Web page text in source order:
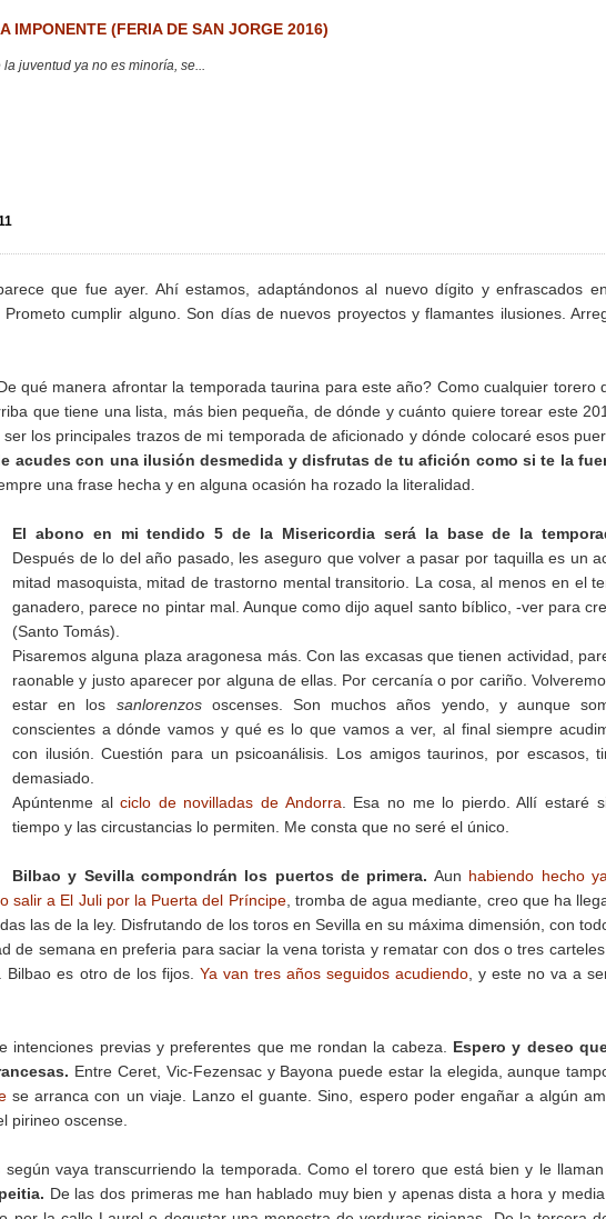
IMPONENTE (FERIA DE SAN JORGE 2016)
juventud ya no es minoría, se...
que fue ayer. Ahí estamos, adaptándonos al nuevo dígito y enfrascados
cumplir alguno. Son días de nuevos proyectos y flamantes ilusiones.
qué manera afrontar la temporada taurina para este año? Como cualquier torero
que tiene una lista, más bien pequeña, de dónde y cuánto quiere torear este
los principales trazos de mi temporada de aficionado y dónde colocaré esos
acudes con una ilusión desmedida y disfrutas de tu afición como si te la
una frase hecha y en alguna ocasión ha rozado la literalidad.
El abono en mi tendido 5 de la Misericordia será la base de la
Después de lo del año pasado, les aseguro que volver a pasar por taquilla es un
mitad masoquista, mitad de trastorno mental transitorio. La cosa, al menos en el
ganadero, parece no pintar mal. Aunque como dijo aquel santo bíblico, -ver para
(Santo Tomás).
Pisaremos alguna plaza aragonesa más. Con las excasas que tienen actividad,
raonable y justo aparecer por alguna de ellas. Por cercanía o por cariño.
estar en los sanlorenzososcenses. Son muchos años yendo, y aunque
conscientes a dónde vamos y qué es lo que vamos a ver, al final siempre
con ilusión. Cuestión para un psicoanálisis. Los amigos taurinos, por escasos,
demasiado.
Apúntenme alciclo de novilladas de Andorra . Esa no me lo pierdo. Allí estaré
tiempo y las circustancias lo permiten. Me consta que no seré el único.
Bilbao y Sevilla compondrán los puertos de primera. Aun habiendo hecho
salir a El Juli por la Puerta del Príncipe, tromba de agua mediante, creo que ha
las de la ley. Disfrutando de los toros en Sevilla en su máxima dimensión, con
de semana en preferia para saciar la vena torista y rematar con dos o tres
es otro de los fijos. Ya van tres años seguidos acudiendo, y este no va a
previas y preferentes que me rondan la cabeza. Espero y deseo
Entre Ceret, Vic-Fezensac y Bayona puede estar la elegida, aunque
se arranca con un viaje. Lanzo el guante. Sino, espero poder engañar a algún
pirineo oscense.
vaya transcurriendo la temporada. Como el torero que está bien y le
De las dos primeras me han hablado muy bien y apenas dista a hora y